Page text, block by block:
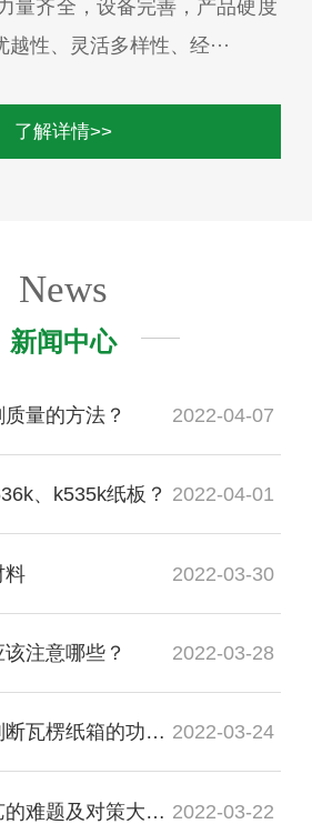
量齐全，设备完善，产品硬度
性、灵活多样性、经···
了解详情>>
News
新闻中心
量的方法？ 2022-04-07
、k535k纸板？ 2022-04-01
料 2022-03-30
注意哪些？ 2022-03-28
定制纸箱，怎样判断瓦楞纸箱的功能质量是否合格？ 2022-03-24
纸箱加工模切工艺的难题及对策大盘点 2022-03-22